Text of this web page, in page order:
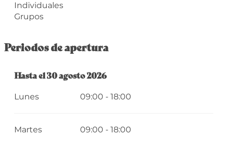
Individuales
Grupos
Periodos de apertura
Del6 julio 2026al30 agosto 2026
Hasta el30 agosto 2026
Lunes 09:00 - 18:00
Martes 09:00 - 18:00